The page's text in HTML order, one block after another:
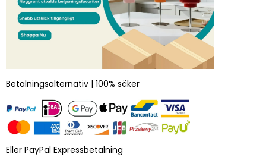
Betalningsalternativ | 100% säker
Eller PayPal Expressbetalning